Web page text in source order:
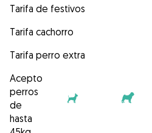
Tarifa de festivos
Tarifa cachorro
Tarifa perro extra
Acepto
perros
de
hasta